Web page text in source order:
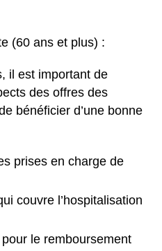
(60 ans et plus) :
il est important de
des offres des
bénéficier d’une bonne
prises en charge de
couvre l’hospitalisation
le remboursement